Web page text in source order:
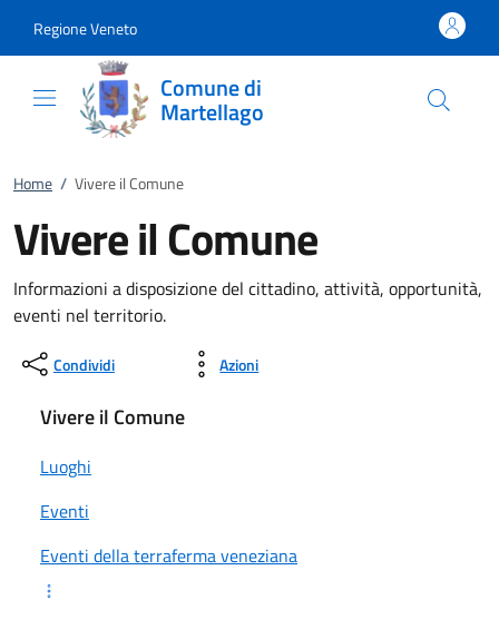
Regione Veneto
Comune di
Martellago
Home / Vivere il Comune
Vivere il Comune
Informazioni a disposizione del cittadino, attività, opportunità,
eventi nel territorio.
Condividi Azioni
Vivere il Comune
Luoghi
Eventi
Eventi della terraferma veneziana